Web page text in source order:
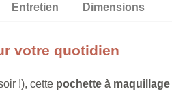
Entretien Dimensions
votre quotidien
!), cette pochette à maquillage